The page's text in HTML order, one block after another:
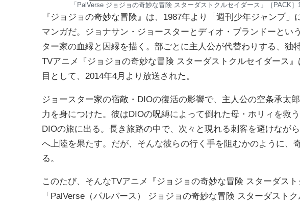
「PalVerse ジョジョの奇妙な冒険 スターダストクルセイダース」［PACK
『ジョジョの奇妙な冒険』は、1987年より「週刊少年ジャンプ
マンガだ。ジョナサン・ジョースターとディオ・ブランドーとい
ター家の血縁と因縁を描く。部ごとに主人公が代替わりする、独
TVアニメ『ジョジョの奇妙な冒険 スターダストクルセイダース
目として、2014年4月より放送された。
ジョースター家の宿敵・DIOの復活の影響で、主人公の空条承太
力を身につけた。彼はDIOの呪縛によって倒れた母・ホリィを救
DIOの旅に出る。長き旅路の中で、次々と現れる刺客を避けなが
へ上陸を果たす。だが、そんな彼らの行く手を阻むかのように、
る。
このたび、そんなTVアニメ『ジョジョの奇妙な冒険 スターダス
「PalVerse（パルバース） ジョジョの奇妙な冒険 スターダストク